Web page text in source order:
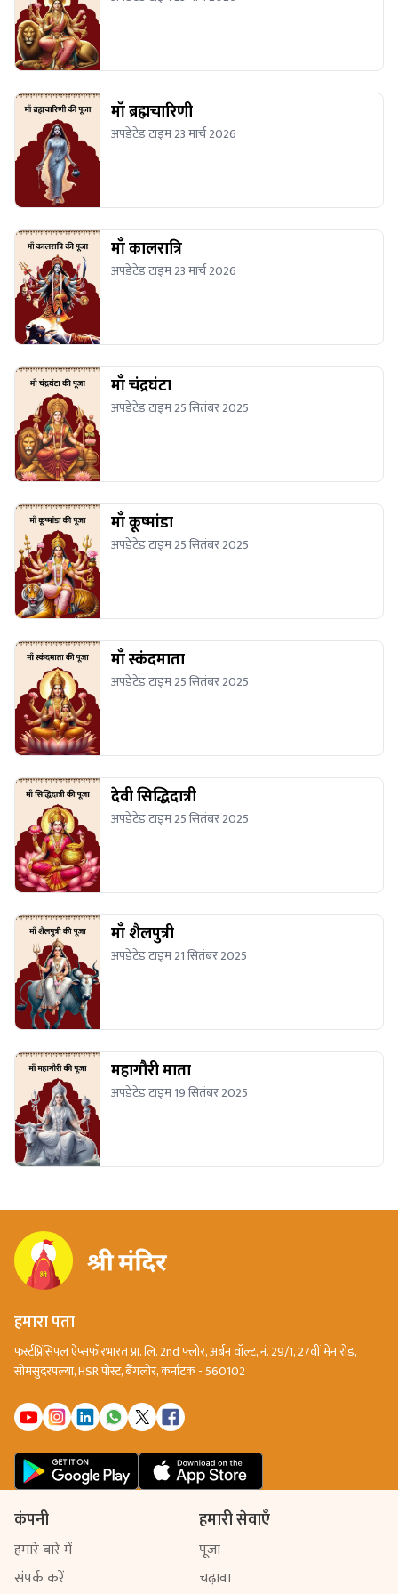
माँ ब्रह्मचारिणी
अपडेटेड टाइम 23 मार्च 2026
माँ कालरात्रि
अपडेटेड टाइम 23 मार्च 2026
माँ चंद्रघंटा
अपडेटेड टाइम 25 सितंबर 2025
माँ कूष्मांडा
अपडेटेड टाइम 25 सितंबर 2025
माँ स्कंदमाता
अपडेटेड टाइम 25 सितंबर 2025
देवी सिद्धिदात्री
अपडेटेड टाइम 25 सितंबर 2025
माँ शैलपुत्री
अपडेटेड टाइम 21 सितंबर 2025
महागौरी माता
अपडेटेड टाइम 19 सितंबर 2025
हमारा पता
फर्स्टप्रिंसिपल ऐप्सफॉरभारत प्रा. लि. 2nd फ्लोर, अर्बन वॉल्ट, नं. 29/1, 27वीं मेन रोड,
सोमसुंदरपल्या, HSR पोस्ट, बैंगलोर, कर्नाटक - 560102
कंपनी
हमारे बारे में
संपर्क करें
हमारी सेवाएँ
पूजा
चढ़ावा